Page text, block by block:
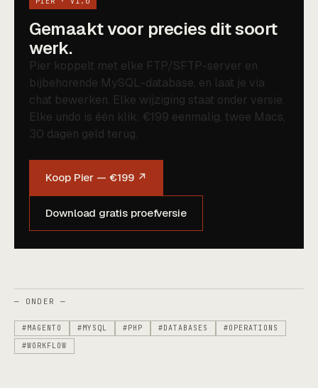
Gemaakt voor precies dit soort
werk.
Pier koppelt met elke FTP/SFTP-server en
bijbehorende MySQL-database, en laat je via
chat bewerken. Elke wijziging staat onder versie.
Elke undo is één klik. €199 eenmalig, twee Macs,
30 dagen geld terug.
Koop Pier — €199 ↗
Download gratis proefversie
— ONDER —
#MAGENTO #MYSQL #PHP #DATABASES
#OPERATIONS
#WORKFLOW